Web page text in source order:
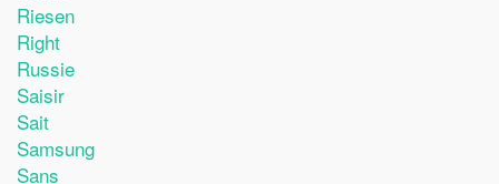
Riesen
Right
Russie
Saisir
Sait
Samsung
Sans